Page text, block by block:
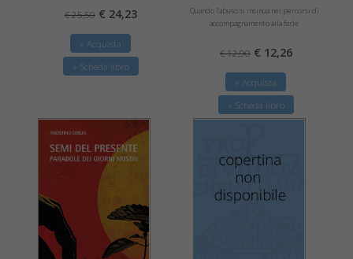
€ 25,50 € 24,23
» Acquista
» Scheda libro
Quando l'abuso si insinua nei percorsi di
accompagnamento alla fede
€ 12,90 € 12,26
» Acquista
» Scheda libro